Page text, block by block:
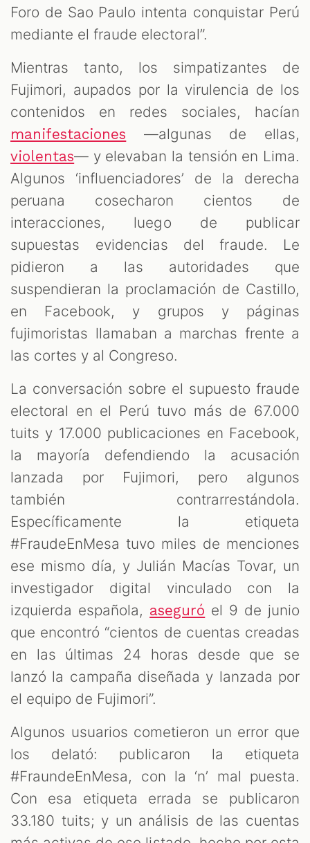
Foro de Sao Paulo intenta conquistar Perú
mediante el fraude electoral”.
Mientras tanto, los simpatizantes de
Fujimori, aupados por la virulencia de los
contenidos en redes sociales, hacían
manifestaciones —algunas de ellas,
violentas— y elevaban la tensión en Lima.
Algunos ‘influenciadores’ de la derecha
peruana cosecharon cientos de
interacciones, luego de publicar
supuestas evidencias del fraude. Le
pidieron a las autoridades que
suspendieran la proclamación de Castillo,
en Facebook, y grupos y páginas
fujimoristas llamaban a marchas frente a
las cortes y al Congreso.
La conversación sobre el supuesto fraude
electoral en el Perú tuvo más de 67.000
tuits y 17.000 publicaciones en Facebook,
la mayoría defendiendo la acusación
lanzada por Fujimori, pero algunos
también contrarrestándola.
Específicamente la etiqueta
#FraudeEnMesa tuvo miles de menciones
ese mismo día, y Julián Macías Tovar, un
investigador digital vinculado con la
izquierda española, aseguró el 9 de junio
que encontró “cientos de cuentas creadas
en las últimas 24 horas desde que se
lanzó la campaña diseñada y lanzada por
el equipo de Fujimori”.
Algunos usuarios cometieron un error que
los delató: publicaron la etiqueta
#FraundeEnMesa, con la ‘n’ mal puesta.
Con esa etiqueta errada se publicaron
33.180 tuits; y un análisis de las cuentas